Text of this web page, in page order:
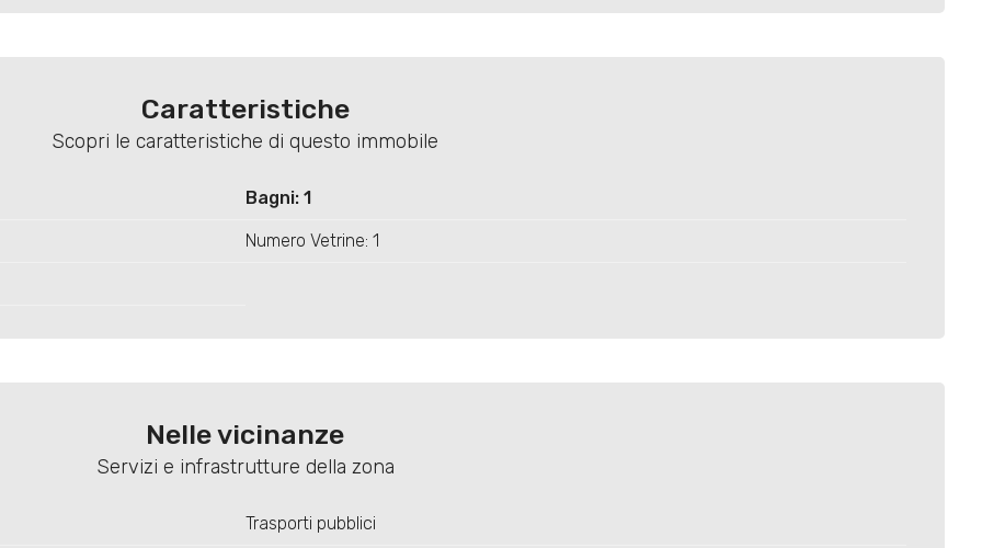
Caratteristiche
Scopri le caratteristiche di questo immobile
Bagni: 1
Numero Vetrine: 1
Nelle vicinanze
Servizi e infrastrutture della zona
Trasporti pubblici